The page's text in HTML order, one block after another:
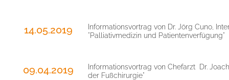
14.05.2019
Informationsvortrag von Dr. Jörg Cuno,
"Palliativmedizin und Patientenverfügung"
09.04.2019
Informationsvortrag von Chefarzt Dr.
der Fußchirurgie"